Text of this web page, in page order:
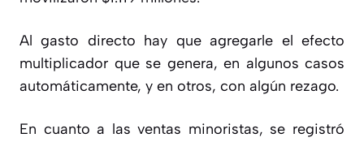
Al gasto directo hay que agregarle el efecto
multiplicador que se genera, en algunos casos
automáticamente, y en otros, con algún rezago.
En cuanto a las ventas minoristas, se registró